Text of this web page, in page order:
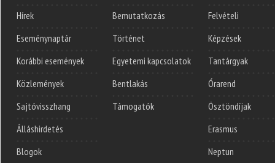
Hírek
Eseménynaptár
Korábbi események
Közlemények
Sajtóvisszhang
Álláshirdetés
Blogok
Bemutatkozás
Történet
Egyetemi kapcsolatok
Bentlakás
Támogatók
Felvételi
Képzések
Tantárgyak
Órarend
Ösztöndíjak
Erasmus
Neptun